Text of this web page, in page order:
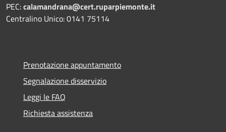
PEC:calamandrana@cert.ruparpiemonte.it
Centralino Unico: 0141 75114
Prenotazione appuntamento
Segnalazione disservizio
Leggi le FAQ
Richiesta assistenza